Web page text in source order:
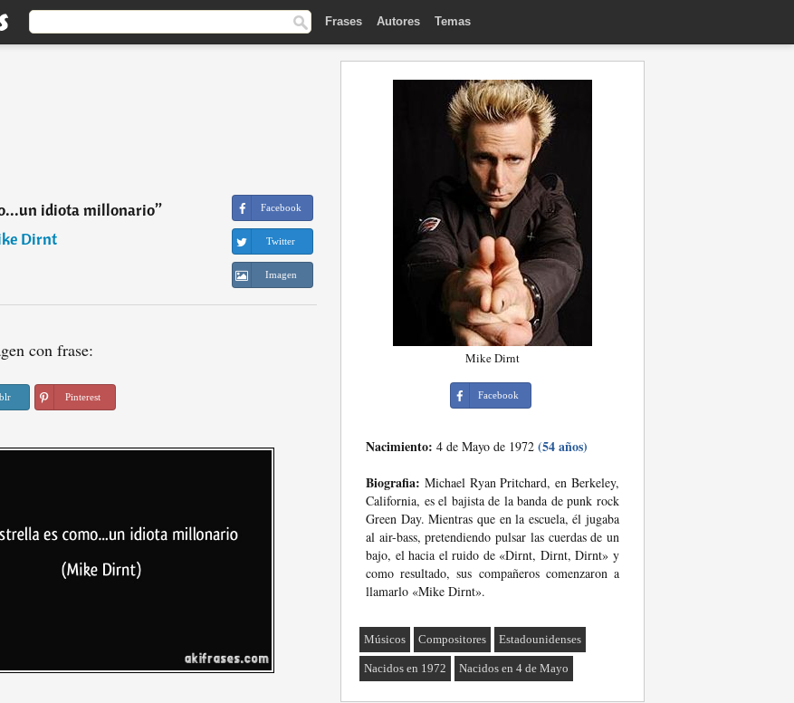
Frases Autores Temas
idiota millonario”
Dirnt
Facebook
Twitter
Imagen
con frase:
Pinterest
Mike Dirnt
Facebook
Nacimiento: 4 de Mayo de 1972 (54 años)
Biografia: Michael Ryan Pritchard, en Berkeley,
California, es el bajista de la banda de punk rock
Green Day. Mientras que en la escuela, él jugaba
al air-bass, pretendiendo pulsar las cuerdas de un
bajo, el hacia el ruido de «Dirnt, Dirnt, Dirnt» y
como resultado, sus compañeros comenzaron a
llamarlo «Mike Dirnt».
Músicos Compositores Estadounidenses
Nacidos en 1972 Nacidos en 4 de Mayo